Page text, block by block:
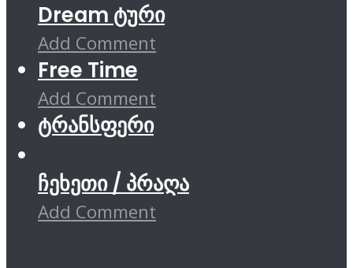
Dream ტური
Add Comment
Free Time
Add Comment
ტრანსფერი
ჩეხეთი / პრაღა
Add Comment